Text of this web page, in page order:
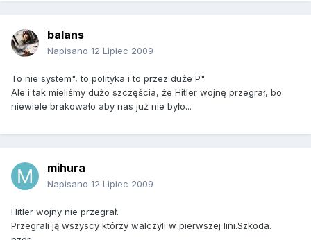
balans
Napisano 12 Lipiec 2009
To nie system", to polityka i to przez duże P".
Ale i tak mieliśmy dużo szczęścia, że Hitler wojnę przegrał, bo
niewiele brakowało aby nas już nie było...
mihura
Napisano 12 Lipiec 2009
Hitler wojny nie przegrał.
Przegrali ją wszyscy którzy walczyli w pierwszej lini.Szkoda.